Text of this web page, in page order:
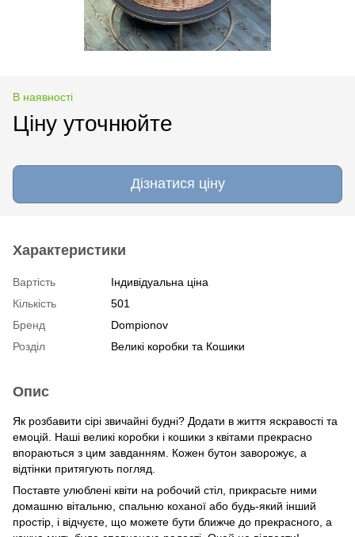
В наявності
Ціну уточнюйте
Дізнатися ціну
Характеристики
Вартість
Індивідуальна ціна
Кількість
501
Бренд
Dompionov
Розділ
Великі коробки та Кошики
Опис
Як розбавити сірі звичайні будні? Додати в життя яскравості та
емоцій. Наші великі коробки і кошики з квітами прекрасно
впораються з цим завданням. Кожен бутон заворожує, а
відтінки притягують погляд.
Поставте улюблені квіти на робочий стіл, прикрасьте ними
домашню вітальню, спальню коханої або будь-який інший
простір, і відчуєте, що можете бути ближче до прекрасного, а